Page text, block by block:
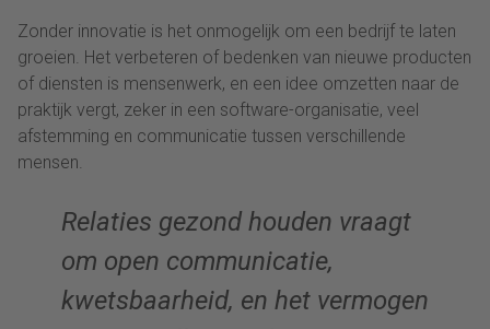
Zonder innovatie is het onmogelijk om een bedrijf te laten
groeien. Het verbeteren of bedenken van nieuwe producten
of diensten is mensenwerk, en een idee omzetten naar de
praktijk vergt, zeker in een software-organisatie, veel
afstemming en communicatie tussen verschillende
mensen.
Relaties gezond houden vraagt
om open communicatie,
kwetsbaarheid, en het vermogen